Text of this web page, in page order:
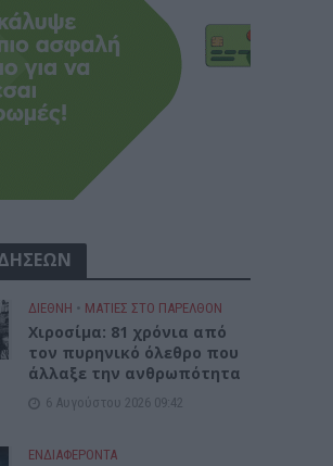
ΔΙΕΘΝΗ • ΜΑΤΙΕΣ ΣΤΟ ΠΑΡΕΛΘΟΝ
Χιροσίμα: 81 χρόνια από
τον πυρηνικό όλεθρο που
άλλαξε την ανθρωπότητα
6 Αυγούστου 2026 09:42
ΕΝΔΙΑΦΕΡΟΝΤΑ